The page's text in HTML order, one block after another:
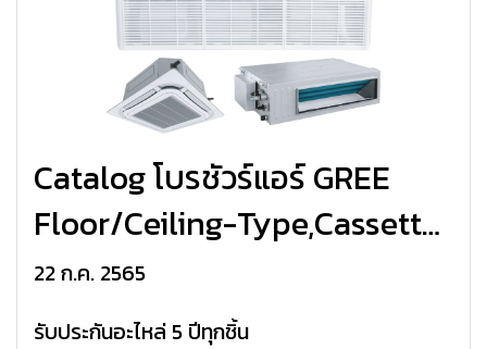
Catalog โบรชัวร์แอร์ GREE
Floor/Ceiling-Type,Cassette-
Type,Duct-Type U-Match
FIX-SPEED
22 ก.ค. 2565
รับประกันอะไหล่ 5 ปีทุกชิ้น